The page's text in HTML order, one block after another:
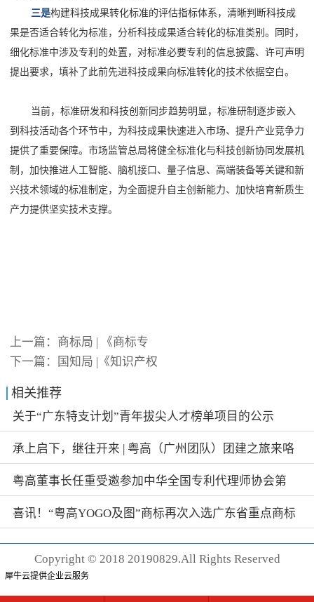
三是构建科技成果转化标准的评估指标体系，清晰判断科技成
果是否适合转化为标准，分析科技成果适合转化的标准类别。同时，
细化标准中涉及专利的处置，对标准必要专利的信息披露、许可声明
提出要求，填补了此前先进科技成果向标准转化的技术依据空白。
当前，标准研发和科技创新同步趋势明显，标准研制逐步嵌入
到科技活动各个环节中，为科技成果快速进入市场、提升产业竞争力
提供了重要保障。市场监管总局将健全标准化与科技创新协同发展机
制，加快推进人工智能、脑机接口、量子信息、高端装备等关键和新
兴技术领域的标准制定，为全面提升自主创新能力、加快培育新质生
产力提供坚实技术支撑。
上一篇：
商标局 | 《商标专
下一篇：
国知局 |《知识产权
相关推荐
关于“广东特支计划”青年拔尖人才榜单项目的公示
承上启下，继往开来 | 粤高（广州团队）团建之旅来咯
~
粤高董事长任重受邀参加中华全国专利代理师协会第
十一次全国会员代表大会并在知识产权论坛中发表演
讲
喜讯！“粤高YOGO及图”商标再次入选广东省重点商标
保护名录
Copyright © 2018 20190829.All Rights Reserved
犀牛云提供企业云服务